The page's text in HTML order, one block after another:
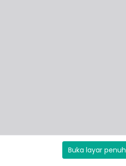
Buka layar penuh